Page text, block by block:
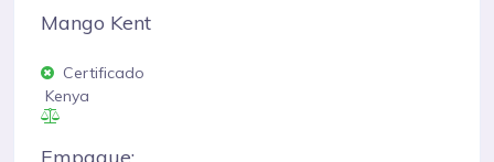
Mango Kent
Certificado
Kenya